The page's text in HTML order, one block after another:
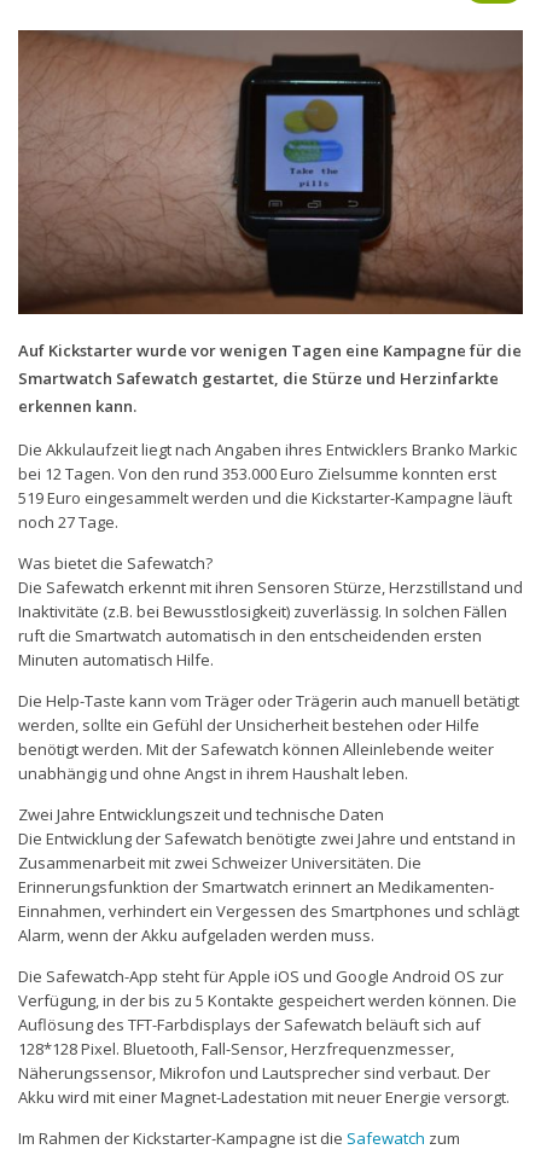
Handytarife
Smartphonetarife
Datentarife
Smartphonetarife
Prepaid-Tarife
Datentarife
Flatrate-Prepaidtarife
Mobilfunk-Vergleichsrechner
Mobilfunk-Tarifrechner
Flatrate-Datentarife
Auf Kickstarter wurde vor wenigen Tagen eine Kampagne für die
Smartwatch Safewatch gestartet, die Stürze und Herzinfarkte
erkennen kann.
Die Akkulaufzeit liegt nach Angaben ihres Entwicklers Branko Markic
bei 12 Tagen. Von den rund 353.000 Euro Zielsumme konnten erst
519 Euro eingesammelt werden und die Kickstarter-Kampagne läuft
noch 27 Tage.
Was bietet die Safewatch?
Die Safewatch erkennt mit ihren Sensoren Stürze, Herzstillstand und
Inaktivitäte (z.B. bei Bewusstlosigkeit) zuverlässig. In solchen Fällen
ruft die Smartwatch automatisch in den entscheidenden ersten
Minuten automatisch Hilfe.
Die Help-Taste kann vom Träger oder Trägerin auch manuell betätigt
werden, sollte ein Gefühl der Unsicherheit bestehen oder Hilfe
benötigt werden. Mit der Safewatch können Alleinlebende weiter
unabhängig und ohne Angst in ihrem Haushalt leben.
Zwei Jahre Entwicklungszeit und technische Daten
Die Entwicklung der Safewatch benötigte zwei Jahre und entstand in
Zusammenarbeit mit zwei Schweizer Universitäten. Die
Erinnerungsfunktion der Smartwatch erinnert an Medikamenten-
Einnahmen, verhindert ein Vergessen des Smartphones und schlägt
Alarm, wenn der Akku aufgeladen werden muss.
Die Safewatch-App steht für Apple iOS und Google Android OS zur
Verfügung, in der bis zu 5 Kontakte gespeichert werden können. Die
Auflösung des TFT-Farbdisplays der Safewatch beläuft sich auf
128*128 Pixel. Bluetooth, Fall-Sensor, Herzfrequenzmesser,
Näherungssensor, Mikrofon und Lautsprecher sind verbaut. Der
Akku wird mit einer Magnet-Ladestation mit neuer Energie versorgt.
Im Rahmen der Kickstarter-Kampagne ist die Safewatch zum